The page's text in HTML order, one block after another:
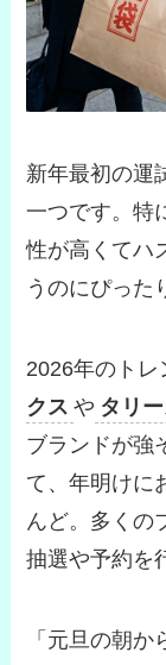
新年最初の運
一つです。特
性が高くてハ
うのにぴった
2026年のトレ
クス や タリ
ブランドが強
て、年明けに
んど。多くの
抽選や予約を
「元旦の朝